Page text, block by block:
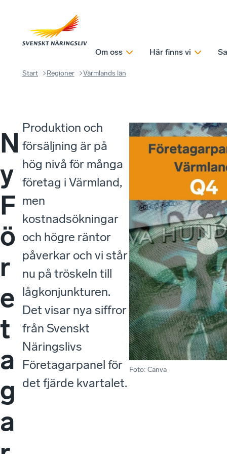
Om oss Här finns vi
Start Regioner Värmlands län
N
y
F
ö
r
e
t
a
g
a
Produktion och
försäljning är på
hög nivå för många
företag i Värmland,
men
kostnadsökningar
och högre räntor
påverkar och vi står
nu på tröskeln till
lågkonjunkturen.
Det visar nya siffror
från Svenskt
Näringslivs
Företagarpanel för
det fjärde kvartalet.
Foto: Canva